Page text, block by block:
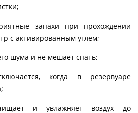
запахи при прохождении
с активированным углем;
шума и не мешает спать;
когда в резервуаре
и увлажняет воздух до